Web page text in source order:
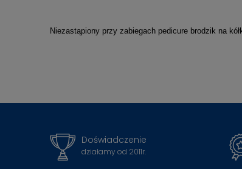
Niezastąpiony przy zabiegach pedicure brodzik na
Doświadczenie
działamy od 2011r.